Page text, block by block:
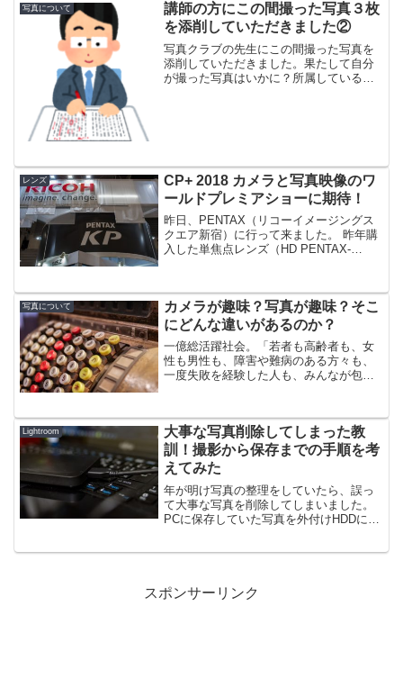
ためにはどうしたらいい...
写真について
講師の方にこの間撮った写真３枚
を添削していただきました②
写真クラブの先生にこの間撮った写真を
添削していただきました。果たして自分
が撮った写真はいかに？所属している写
レンズ
CP+ 2018 カメラと写真映像のワ
ールドプレミアショーに期待！
昨日、PENTAX（リコーイメージングス
クエア新宿）に行って来ました。 昨年購
入した単焦点レンズ（HD PENTAX-
度点検してもらうことにしまし...
写真について
カメラが趣味？写真が趣味？そこ
にどんな違いがあるのか？
一億総活躍社会。「若者も高齢者も、女
性も男性も、障害や難病のある方々も、
一度失敗を経験した人も、みんなが包摂
に高性能のカメラが付いて、誰でも写真
を撮る時代となった今。一...
Lightroom
大事な写真削除してしまった教
訓！撮影から保存までの手順を考
えてみた
年が明け写真の整理をしていたら、誤っ
て大事な写真を削除してしまいました。
PCに保存していた写真を外付けHDDに保
スポンサーリンク